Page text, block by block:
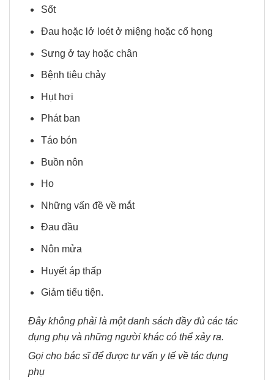
Sốt
Đau hoặc lở loét ở miệng hoặc cổ họng
Sưng ở tay hoặc chân
Bệnh tiêu chảy
Hụt hơi
Phát ban
Táo bón
Buồn nôn
Ho
Những vấn đề về mắt
Đau đầu
Nôn mửa
Huyết áp thấp
Giảm tiểu tiện.
Đây không phải là một danh sách đầy đủ các tác
dụng phụ và những người khác có thể xảy ra.
Gọi cho bác sĩ để được tư vấn y tế về tác dụng
phụ